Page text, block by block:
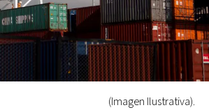
(Imagen Ilustrativa).